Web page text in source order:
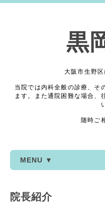
黒
大阪市生野区
当院では内科全般の診療、そ
ます。また通院困難な場合、
随時ご
MENU ▼
院長紹介